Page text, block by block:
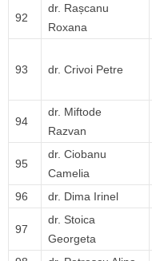
92
dr. Rașcanu
Roxana
93 dr. Crivoi Petre
94
dr. Miftode
Razvan
95
dr. Ciobanu
Camelia
96 dr. Dima Irinel
97
dr. Stoica
Georgeta